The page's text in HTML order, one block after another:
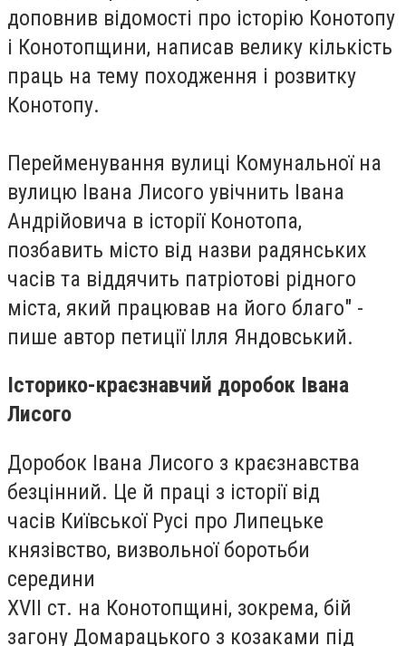
доповнив відомості про історію Конотопу
і Конотопщини, написав велику кількість
праць на тему походження і розвитку
Конотопу.
Перейменування вулиці Комунальної на
вулицю Івана Лисого увічнить Івана
Андрійовича в історії Конотопа,
позбавить місто від назви радянських
часів та віддячить патріотові рідного
міста, який працював на його благо" -
пише автор петиції Ілля Яндовський.
Історико-краєзнавчий доробок Івана
Лисого
Доробок Івана Лисого з краєзнавства
безцінний. Це й праці з історії від
часів Київської Русі про Липецьке
князівство, визвольної боротьби
середини
ХVІІ ст. на Конотопщині, зокрема, бій
загону Домарацького з козаками під